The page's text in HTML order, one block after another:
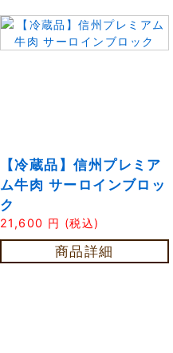
【冷蔵品】信州プレミア
ム牛肉 サーロインブロッ
ク
21,600 円 (税込)
商品詳細